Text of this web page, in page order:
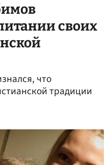
своих
что
традиции